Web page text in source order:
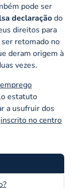
pode ser
declaraçãodo
direitos para
retomado no
deram origem à
vezes.
estatuto
a usufruir dos
inscrito no centro